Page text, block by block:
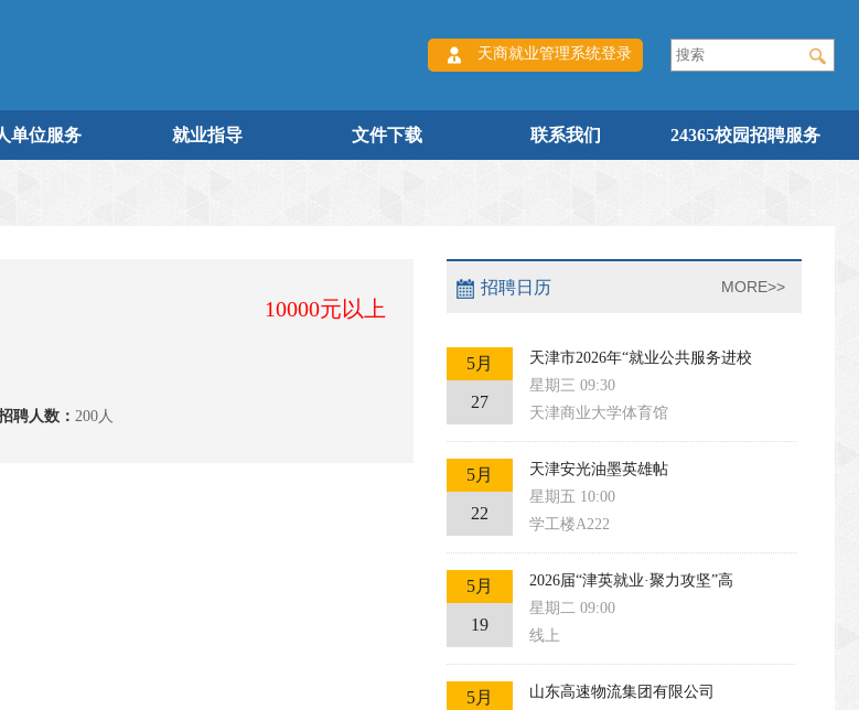
天商就业管理系统登录
单位服务 就业指导 文件下载 联系我们 24365校园招聘服务
10000元以上
聘人数： 200人
招聘日历 MORE>>
5月
27
天津市2026年“就业公共服务进校
星期三 09:30
天津商业大学体育馆
5月
22
天津安光油墨英雄帖
星期五 10:00
学工楼A222
5月
19
2026届“津英就业·聚力攻坚”高
星期二 09:00
线上
5月
山东高速物流集团有限公司